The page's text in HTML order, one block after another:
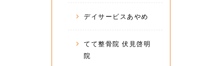
デイサービスあやめ
てて整骨院 伏見啓明
院